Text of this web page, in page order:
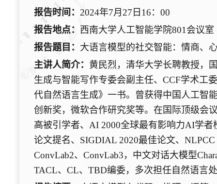
报告时间： 2024年7月 27 日16：00
报告地点： 西南大学人工智能学院801 会议室
报告题目： 大语言模型的社交智能：情商、
主讲人简介： 黄民烈，清华大学长聘教授，
生成与智能写作专委会副主任、CCF学术工
代自然语言生成》一书。曾获得中国人工智
创新奖，微软合作研究奖等。在国际顶级会
高被引学者、AI 2000全球最有影响力AI学
论文提名、SIGDIAL 2020最佳论文、
ConvLab2、ConvLab3，中文对话大模型
TACL、CL、TBD编委，多次担任自然语言